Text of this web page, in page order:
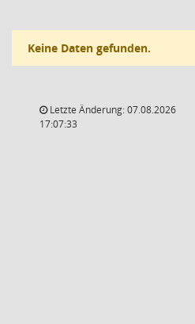
Keine Daten gefunden.
Letzte Änderung: 07.08.2026
17:07:33